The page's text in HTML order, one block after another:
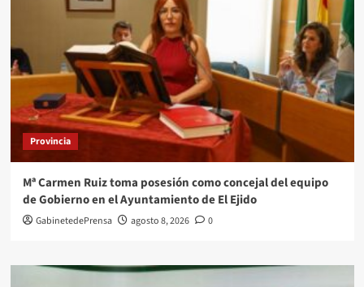
Provincia
Mª Carmen Ruiz toma posesión como concejal del equipo
de Gobierno en el Ayuntamiento de El Ejido
GabinetedePrensa agosto 8, 2026 0